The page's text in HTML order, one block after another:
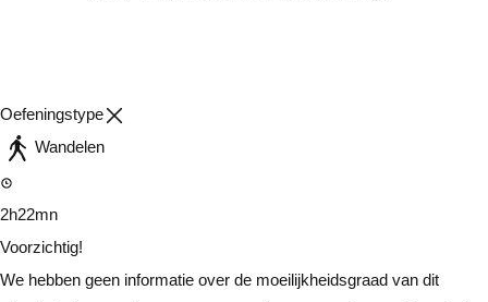
Oefeningstype
Wandelen
2h22mn
Voorzichtig!
We hebben geen informatie over de moeilijkheidsgraad van dit